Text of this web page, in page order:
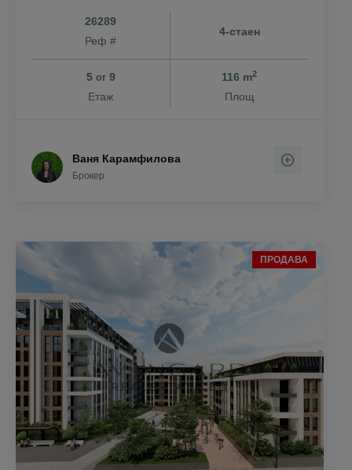
26289
Реф #
4-стаен
5 от9
Етаж
116 m2
Площ
Ваня Карамфилова
Брокер
ПРОДАВА